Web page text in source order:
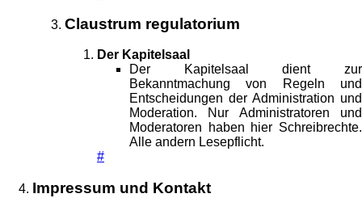
Claustrum regulatorium
Der Kapitelsaal
Der Kapitelsaal dient zur
Bekanntmachung von Regeln und
Entscheidungen der Administration und
Moderation. Nur Administratoren und
Moderatoren haben hier Schreibrechte.
Alle andern Lesepflicht.
#
Impressum und Kontakt